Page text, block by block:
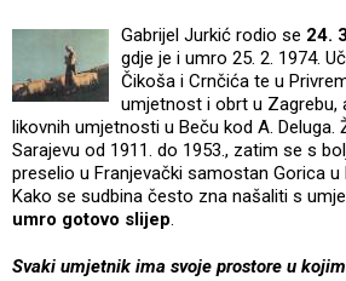
Gabrijel Jurkić rodio se 24.
gdje je i umro 25. 2. 1974.
Čikoša i Crnčića te u
umjetnost i obrt u Zagrebu,
likovnih umjetnosti u Beču kod A. Deluga.
Sarajevu od 1911. do 1953., zatim se s
preselio u Franjevački samostan Gorica u
Kako se sudbina često zna našaliti s
umro gotovo slijep.
Svaki umjetnik ima svoje prostore u